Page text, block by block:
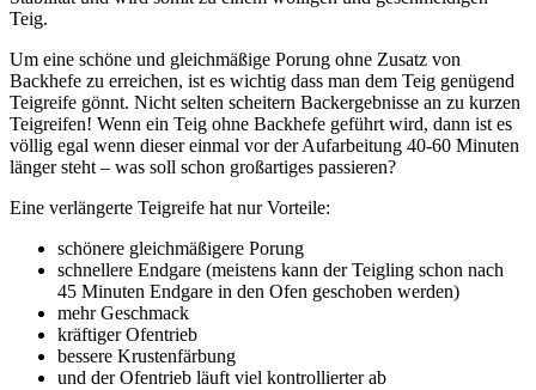
Teig.
Um eine schöne und gleichmäßige Porung ohne Zusatz von
Backhefe zu erreichen, ist es wichtig dass man dem Teig genügend
Teigreife gönnt. Nicht selten scheitern Backergebnisse an zu kurzen
Teigreifen! Wenn ein Teig ohne Backhefe geführt wird, dann ist es
völlig egal wenn dieser einmal vor der Aufarbeitung 40-60 Minuten
länger steht – was soll schon großartiges passieren?
Eine verlängerte Teigreife hat nur Vorteile:
schönere gleichmäßigere Porung
schnellere Endgare (meistens kann der Teigling schon nach
45 Minuten Endgare in den Ofen geschoben werden)
mehr Geschmack
kräftiger Ofentrieb
bessere Krustenfärbung
und der Ofentrieb läuft viel kontrollierter ab